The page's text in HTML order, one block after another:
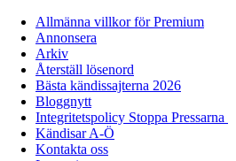
Allmänna villkor för Premium
Annonsera
Arkiv
Återställ lösenord
Bästa kändissajterna 2026
Bloggnytt
Integritetspolicy Stoppa Pressarna
Kändisar A-Ö
Kontakta oss